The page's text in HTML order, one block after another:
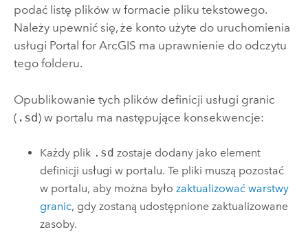
podać listę plików w formacie pliku tekstowego.
Należy upewnić się, że konto użyte do uruchomienia
usługi Portal for ArcGIS ma uprawnienie do odczytu
tego folderu.
Opublikowanie tych plików definicji usługi granic
( .sd) w portalu ma następujące konsekwencje:
Każdy plik .sd zostaje dodany jako element
definicji usługi w portalu. Te pliki muszą pozostać
w portalu, aby można byłozaktualizować warstwy
granic, gdy zostaną udostępnione zaktualizowane
zasoby.